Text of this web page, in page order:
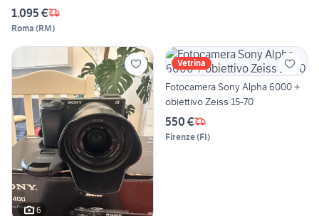
1.095 €
Roma (RM)
6
Vetrina
Fotocamera Sony Alpha 6000 +
obiettivo Zeiss 15-70
550 €
Firenze(FI)